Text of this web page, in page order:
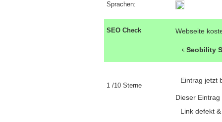
Sprachen:
SEO Check Webseite
Seobility
1 /10 Sterne
Eintrag jetzt
Dieser
Link defekt